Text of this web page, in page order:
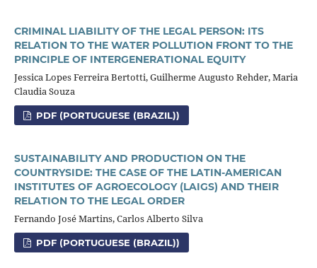
CRIMINAL LIABILITY OF THE LEGAL PERSON: ITS
RELATION TO THE WATER POLLUTION FRONT TO THE
PRINCIPLE OF INTERGENERATIONAL EQUITY
Jessica Lopes Ferreira Bertotti, Guilherme Augusto Rehder, Maria
Claudia Souza
PDF (PORTUGUESE (BRAZIL))
SUSTAINABILITY AND PRODUCTION ON THE
COUNTRYSIDE: THE CASE OF THE LATIN-AMERICAN
INSTITUTES OF AGROECOLOGY (LAIGS) AND THEIR
RELATION TO THE LEGAL ORDER
Fernando José Martins, Carlos Alberto Silva
PDF (PORTUGUESE (BRAZIL))